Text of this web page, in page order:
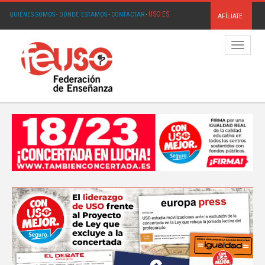
QUIÉNES SOMOS· DÓNDE ESTAMOS· CONTACTAR· USO.ES AFÍLIATE
Menú